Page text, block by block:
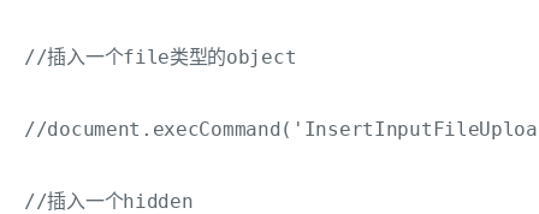
//插入一个file类型的object
//
//插入一个hidden